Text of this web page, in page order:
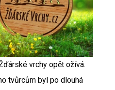
vrchy opět ožívá.
tvůrcům byl po dlouhá